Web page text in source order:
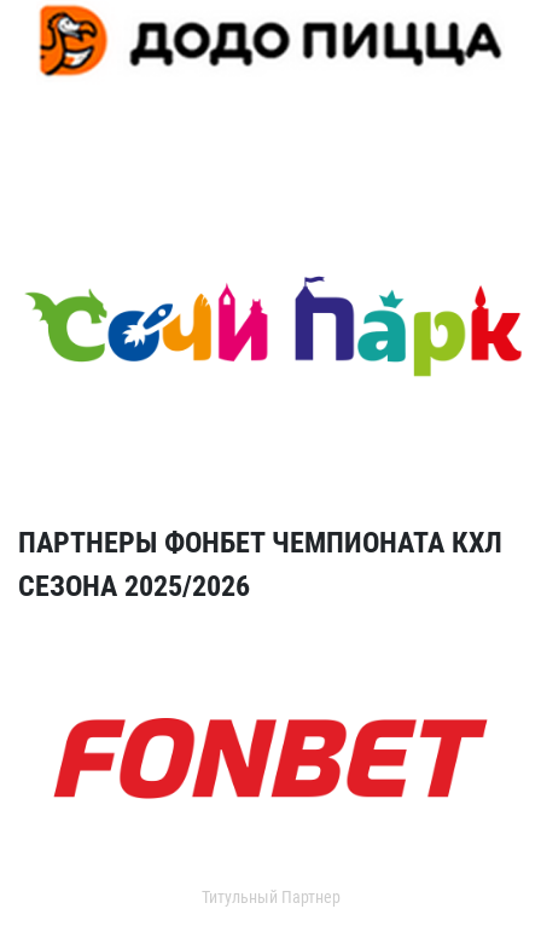
ПАРТНЕРЫ ФОНБЕТ ЧЕМПИОНАТА КХЛ
СЕЗОНА 2025/2026
Титульный Партнер